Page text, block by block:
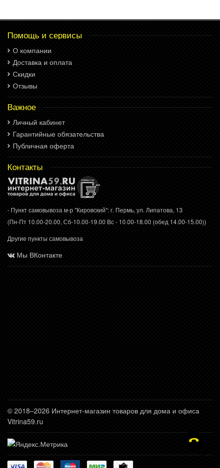
Помощь и сервисы
О компании
Доставка и оплата
Скидки
Отзывы
Важное
Личный кабинет
Гарантийные обязательства
Публичная оферта
Контакты
- Пункт самовывоза м-р "Кировский": г. Пермь, ул. Липатова, 13
(Пн-Пт 10.00-20.00, Сб-10.00-19.00 Вс - 10.00-18.00 (обед 14.00-15.00))
Другие пункты самовывоза
Мы ВКонтакте
© 2018–2026 Интернет-магазин товаров для дома и офиса
Vitrina59.ru